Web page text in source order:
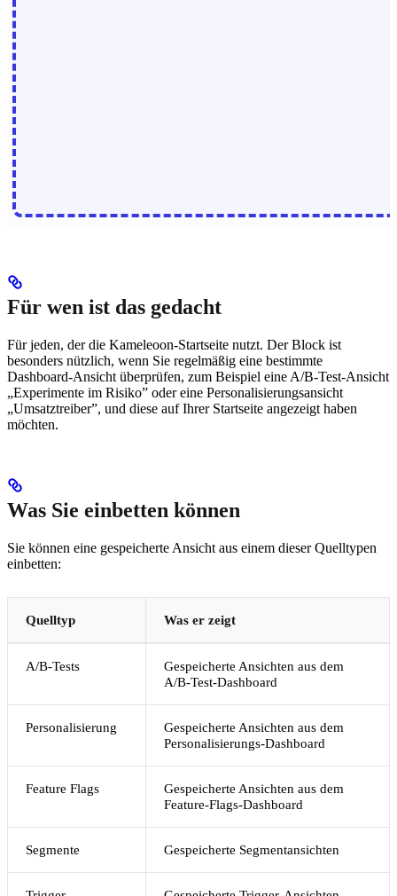
Für wen ist das gedacht
Für jeden, der die Kameleoon-Startseite nutzt. Der Block ist
besonders nützlich, wenn Sie regelmäßig eine bestimmte
Dashboard-Ansicht überprüfen, zum Beispiel eine A/B-Test-Ansicht
„Experimente im Risiko” oder eine Personalisierungsansicht
„Umsatztreiber”, und diese auf Ihrer Startseite angezeigt haben
möchten.
Was Sie einbetten können
Sie können eine gespeicherte Ansicht aus einem dieser Quelltypen
einbetten:
Quelltyp Was er zeigt
A/B-Tests
Gespeicherte Ansichten aus dem
A/B-Test-Dashboard
Personalisierung
Gespeicherte Ansichten aus dem
Personalisierungs-Dashboard
Feature Flags
Gespeicherte Ansichten aus dem
Feature-Flags-Dashboard
Segmente Gespeicherte Segmentansichten